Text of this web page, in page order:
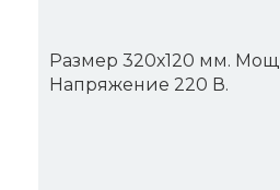
Размер 320х120 мм.
Напряжение 220 В.